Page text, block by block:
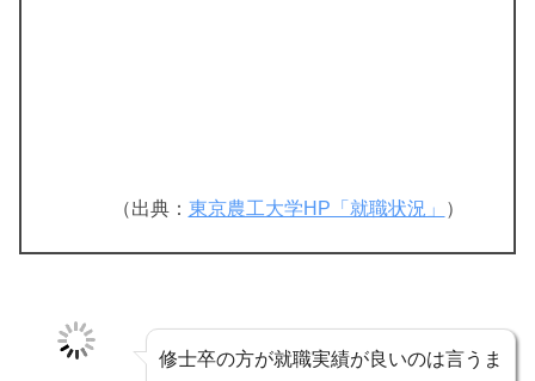
（出典： 東京農工大学HP「就職状況」 ）
修士卒の方が就職実績が良いのは言うま